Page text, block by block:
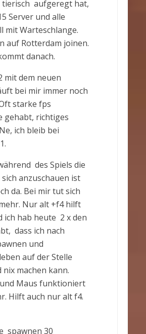
tierisch aufgeregt hat,
Server und alle
mit Warteschlange.
auf Rotterdam joinen.
danach.
mit dem neuen
bei mir immer noch
starke fps
gehabt, richtiges
ich bleib bei
des Spiels die
anzuschauen ist
da. Bei mir tut sich
Nur alt +f4 hilft
ich hab heute 2 x den
dass ich nach
und
auf der Stelle
nix machen kann.
Maus funktioniert
Hilft auch nur alt f4.
spawnen 30